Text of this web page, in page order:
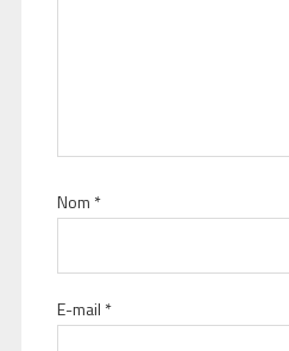
Nom *
E-mail *